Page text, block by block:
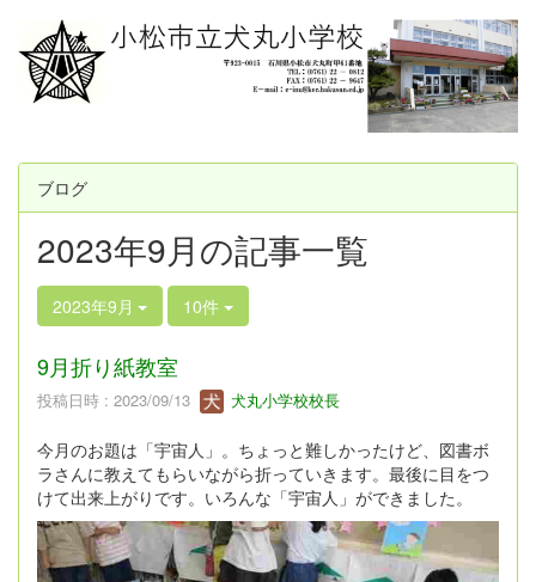
ブログ
2023年9月の記事一覧
2023年9月 10件
9月折り紙教室
投稿日時 : 2023/09/13 犬丸小学校校長
今月のお題は「宇宙人」。ちょっと難しかったけど、図書ボ
ラさんに教えてもらいながら折っていきます。最後に目をつ
けて出来上がりです。いろんな「宇宙人」ができました。